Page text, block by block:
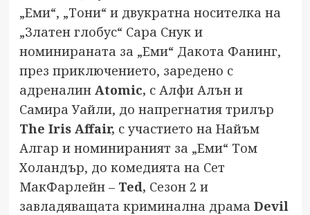
„Еми“, „Тони“ и двукратна носителка на
„Златен глобус“ Сара Снук и
номинираната за „Еми“ Дакота Фанинг,
през приключението, заредено с
адреналин Atomic, с Алфи Алън и
Самира Уайли, до напрегнатия трилър
The Iris Affair, с участието на Найъм
Алгар и номинираният за „Еми“ Том
Холандър, до комедията на Сет
МакФарлейн – Ted, Сезон 2 и
завладяващата криминална драма Devil